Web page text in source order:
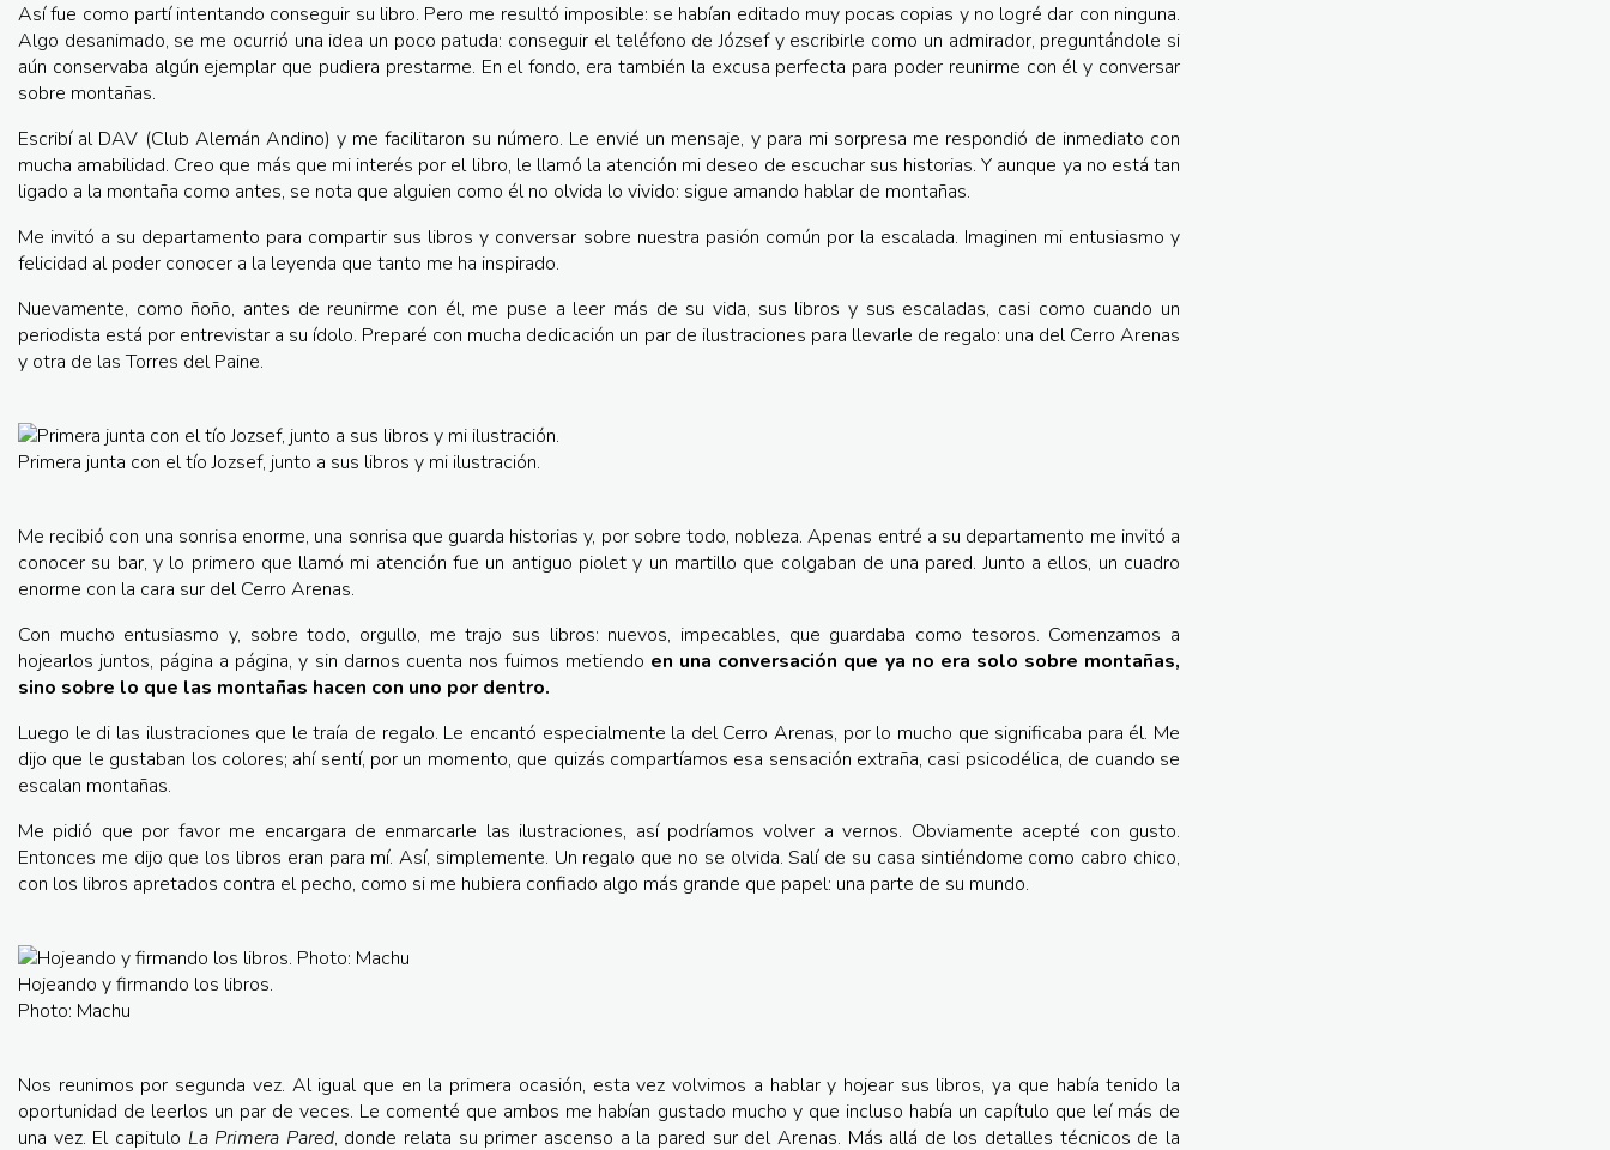
Así fue como partí intentando conseguir su libro. Pero me resultó imposible: se habían editado muy pocas copias y no logré dar con ninguna.
Algo desanimado, se me ocurrió una idea un poco patuda: conseguir el teléfono de József y escribirle como un admirador, preguntándole si
aún conservaba algún ejemplar que pudiera prestarme. En el fondo, era también la excusa perfecta para poder reunirme con él y conversar
sobre montañas.
Escribí al DAV (Club Alemán Andino) y me facilitaron su número. Le envié un mensaje, y para mi sorpresa me respondió de inmediato con
mucha amabilidad. Creo que más que mi interés por el libro, le llamó la atención mi deseo de escuchar sus historias. Y aunque ya no está tan
ligado a la montaña como antes, se nota que alguien como él no olvida lo vivido: sigue amando hablar de montañas.
Me invitó a su departamento para compartir sus libros y conversar sobre nuestra pasión común por la escalada. Imaginen mi entusiasmo y
felicidad al poder conocer a la leyenda que tanto me ha inspirado.
Nuevamente, como ñoño, antes de reunirme con él, me puse a leer más de su vida, sus libros y sus escaladas, casi como cuando un
periodista está por entrevistar a su ídolo. Preparé con mucha dedicación un par de ilustraciones para llevarle de regalo: una del Cerro Arenas
y otra de las Torres del Paine.
Primera junta con el tío Jozsef, junto a sus libros y mi ilustración.
Me recibió con una sonrisa enorme, una sonrisa que guarda historias y, por sobre todo, nobleza. Apenas entré a su departamento me invitó a
conocer su bar, y lo primero que llamó mi atención fue un antiguo piolet y un martillo que colgaban de una pared. Junto a ellos, un cuadro
enorme con la cara sur del Cerro Arenas.
Con mucho entusiasmo y, sobre todo, orgullo, me trajo sus libros: nuevos, impecables, que guardaba como tesoros. Comenzamos a
hojearlos juntos, página a página, y sin darnos cuenta nos fuimos metiendo en una conversación que ya no era solo sobre montañas,
sino sobre lo que las montañas hacen con uno por dentro.
Luego le di las ilustraciones que le traía de regalo. Le encantó especialmente la del Cerro Arenas, por lo mucho que significaba para él. Me
dijo que le gustaban los colores; ahí sentí, por un momento, que quizás compartíamos esa sensación extraña, casi psicodélica, de cuando se
escalan montañas.
Me pidió que por favor me encargara de enmarcarle las ilustraciones, así podríamos volver a vernos. Obviamente acepté con gusto.
Entonces me dijo que los libros eran para mí. Así, simplemente. Un regalo que no se olvida. Salí de su casa sintiéndome como cabro chico,
con los libros apretados contra el pecho, como si me hubiera confiado algo más grande que papel: una parte de su mundo.
Hojeando y firmando los libros.
Photo: Machu
Nos reunimos por segunda vez. Al igual que en la primera ocasión, esta vez volvimos a hablar y hojear sus libros, ya que había tenido la
oportunidad de leerlos un par de veces. Le comenté que ambos me habían gustado mucho y que incluso había un capítulo que leí más de
una vez. El capitulo La Primera Pared, donde relata su primer ascenso a la pared sur del Arenas. Más allá de los detalles técnicos de la